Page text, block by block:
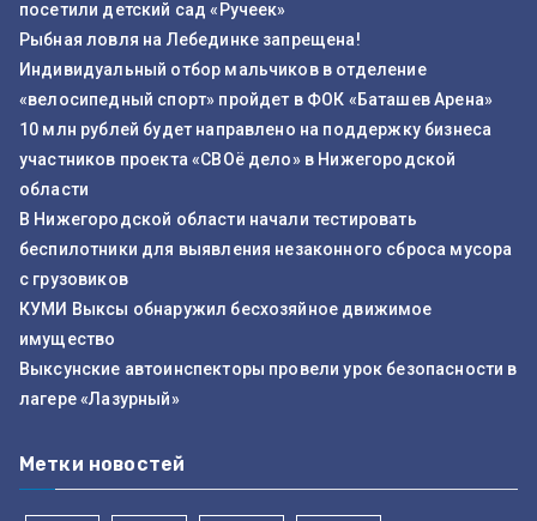
посетили детский сад «Ручеек»
Рыбная ловля на Лебединке запрещена!
Индивидуальный отбор мальчиков в отделение
«велосипедный спорт» пройдет в ФОК «Баташев Арена»
10 млн рублей будет направлено на поддержку бизнеса
участников проекта «СВОё дело» в Нижегородской
области
В Нижегородской области начали тестировать
беспилотники для выявления незаконного сброса мусора
с грузовиков
КУМИ Выксы обнаружил бесхозяйное движимое
имущество
Выксунские автоинспекторы провели урок безопасности в
лагере «Лазурный»
Метки новостей